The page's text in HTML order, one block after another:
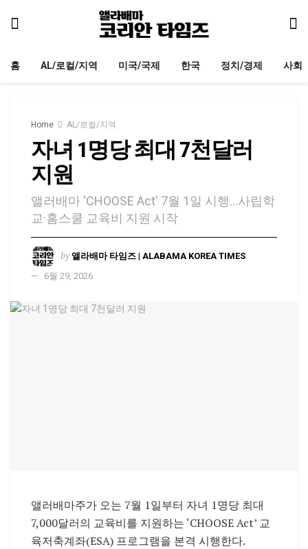
홈 AL/로컬/지역 미국/국제 한국 정치/경제 사회
Home AL/로컬/지역
자녀 1명당 최대 7천달러
지원
앨러배마 'CHOOSE Act' 7월 1일 시행…사립학
교·홈스쿨 교육비 지원 시작
by 앨라배마 타임즈 | ALABAMA KOREA TIMES
6월 29, 2026
앨러배마주가 오는 7월 1일부터 자녀 1명당 최대
7,000달러의 교육비를 지원하는 ‘CHOOSE Act’ 교
육저축계좌(ESA) 프로그램을 본격 시행한다.